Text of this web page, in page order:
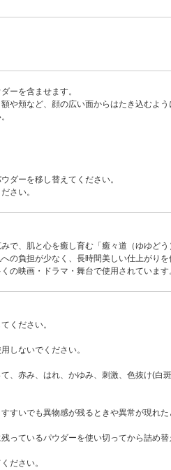
ーを含ませます。
や頬など、顔の広い面からはたき込むよう
ダーを移し替えてください。
さい。
で、肌と心を癒し育む「癒々道（ゆゆどう
の負担が少なく、長時間美しい仕上がりを
の映画・ドラマ・舞台で使用されています
ください。
しないでください。
、赤み、はれ、かゆみ、刺激、色抜け(
すいでも異物感が残るときや異常が現れ
っているパウダーを使い切ってから詰め替
ださい。